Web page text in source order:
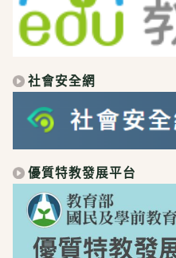
社會安全網
優質特教發展平台